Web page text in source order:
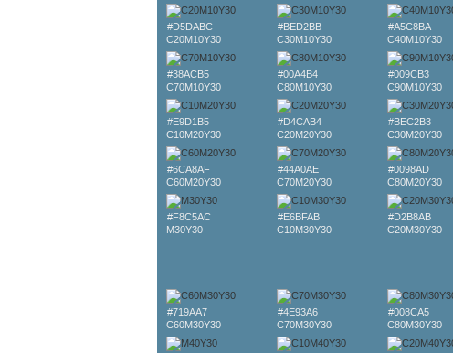
#D5DABC
C20M10Y30
#BED2BB
C30M10Y30
#A5C8BA
C40M10Y30
#38ACB5
C70M10Y30
#00A4B4
C80M10Y30
#009CB3
C90M10Y30
#E9D1B5
C10M20Y30
#D4CAB4
C20M20Y30
#BEC2B3
C30M20Y30
#6CA8AF
C60M20Y30
#44A0AE
C70M20Y30
#0098AD
C80M20Y30
#F8C5AC
M30Y30
#E6BFAB
C10M30Y30
#D2B8AB
C20M30Y30
#719AA7
C60M30Y30
#4E93A6
C70M30Y30
#008CA5
C80M30Y30